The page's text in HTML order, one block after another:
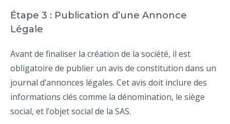
Étape 3 : Publication d’une Annonce
Légale
Avant de finaliser la création de la société, il est
obligatoire de publier un avis de constitution dans un
journal d’annonces légales. Cet avis doit inclure des
informations clés comme la dénomination, le siège
social, et l’objet social de la SAS.